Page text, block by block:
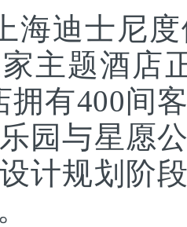
海迪士尼
主题酒店
拥有400间
乐园与星愿
计规划阶